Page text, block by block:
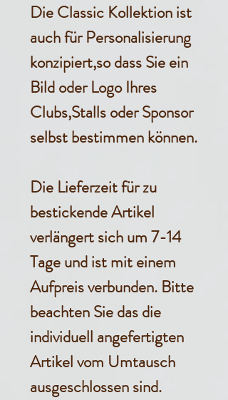
Die Classic Kollektion ist
auch für Personalisierung
konzipiert,so dass Sie ein
Bild oder Logo Ihres
Clubs,Stalls oder Sponsor
selbst bestimmen können.
Die Lieferzeit für zu
bestickende Artikel
verlängert sich um 7-14
Tage und ist mit einem
Aufpreis verbunden. Bitte
beachten Sie das die
individuell angefertigten
Artikel vom Umtausch
ausgeschlossen sind.